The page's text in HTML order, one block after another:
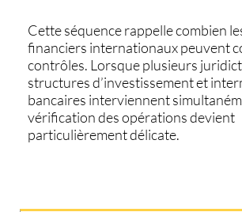
Cette séquence rappelle combien
financiers internationaux peuvent
contrôles. Lorsque plusieurs
structures d’investissement et
bancaires interviennent
vérification des opérations devient
particulièrement délicate.